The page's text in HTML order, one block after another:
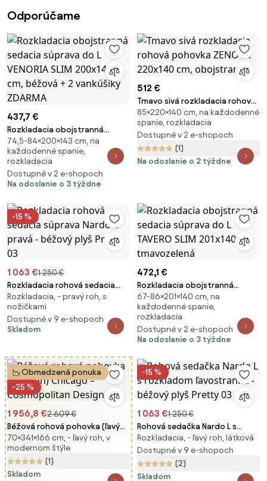
Odporúčame
437,7 €
Rozkladacia obojstranná
sedacia súprava do L VENORIA
SLIM 200x143 cm, béžová + 2
vankúšiky ZDARMA
74,5-84×200×143 cm, na
každodenné spanie,
rozkladacia
Dostupné v 2 e-shopoch
Na odoslanie o 3 týždne
512 €
Tmavo sivá rozkladacia rohová
pohovka ZENOVA 220x140 cm,
obojstranná
85×220×140 cm, na každodenné
spanie, rozkladacia
Dostupné v 2 e-shopoch
(1)
Na odoslanie o 2 týždne
-15 %
1 063 €1 250 €
Rozkladacia rohová sedacia
súprava Nardo L pravá - béžový
plyš Pretty 03
Rozkladacia, - pravý roh, s
nožičkami
Dostupné v 9 e-shopoch
Skladom
472,1 €
Rozkladacia obojstranná
sedacia súprava do L TAVERO
SLIM 201x140 cm, tmavozelená
67-86×201×140 cm, na
každodenné spanie,
rozkladacia
Dostupné v 2 e-shopoch
Na odoslanie o 3 týždne
Obmedzená ponuka
-25 %
1 956,8 €2 609 €
Béžová rohová pohovka (ľavý
roh) Chicago – Cosmopolitan
Design
70×341×166 cm, - ľavý roh, v
modernom štýle
(1)
Skladom
-15 %
1 063 €1 250 €
Rohová sedačka Nardo L s
rozkladom ľavostranná -
béžový plyš Pretty 03
Rozkladacia, - ľavý roh, látková
Dostupné v 9 e-shopoch
(2)
Skladom